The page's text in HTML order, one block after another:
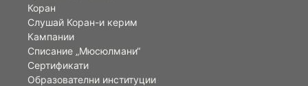
Коран
Слушай Коран-и керим
Кампании
Списание „Мюсюлмани“
Сертификати
Образователни институции